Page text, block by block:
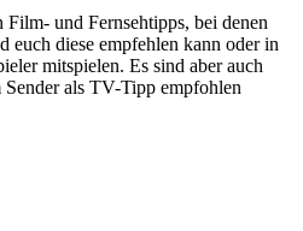
und Fernsehtipps, bei denen
euch diese empfehlen kann oder in
mitspielen. Es sind aber auch
als TV-Tipp empfohlen